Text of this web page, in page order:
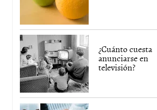
¿Cuánto cuesta
anunciarse en
televisión?